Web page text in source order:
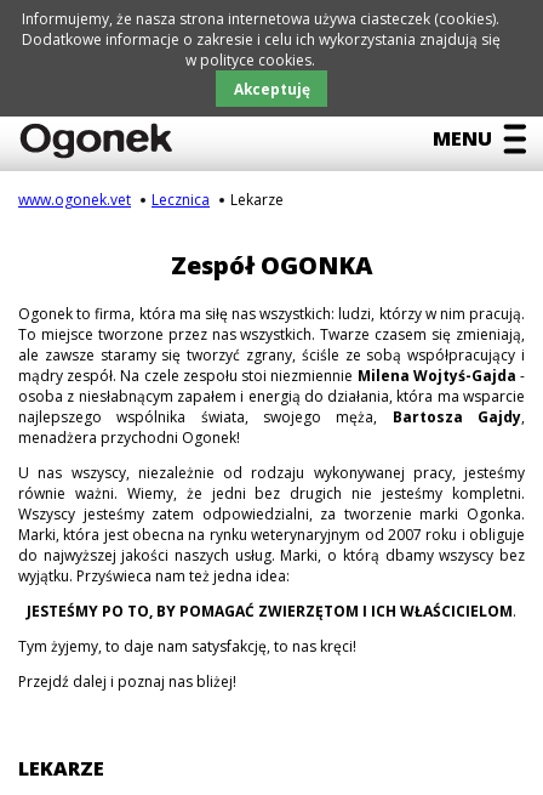
NIEZBĘDNIK
MENU
www.ogonek.vet Lecznica Lekarze
Zespół OGONKA
Ogonek to firma, która ma siłę nas wszystkich: ludzi, którzy w nim pracują.
To miejsce tworzone przez nas wszystkich. Twarze czasem się zmieniają,
ale zawsze staramy się tworzyć zgrany, ściśle ze sobą współpracujący i
mądry zespół. Na czele zespołu stoi niezmiennie Milena Wojtyś-Gajda -
osoba z niesłabnącym zapałem i energią do działania, która ma wsparcie
najlepszego wspólnika świata, swojego męża, Bartosza Gajdy,
menadżera przychodni Ogonek!
U nas wszyscy, niezależnie od rodzaju wykonywanej pracy, jesteśmy
równie ważni. Wiemy, że jedni bez drugich nie jesteśmy kompletni.
Wszyscy jesteśmy zatem odpowiedzialni, za tworzenie marki Ogonka.
Marki, która jest obecna na rynku weterynaryjnym od 2007 roku i obliguje
do najwyższej jakości naszych usług. Marki, o którą dbamy wszyscy bez
wyjątku. Przyświeca nam też jedna idea:
JESTEŚMY PO TO, BY POMAGAĆ ZWIERZĘTOM I ICH WŁAŚCICIELOM.
Tym żyjemy, to daje nam satysfakcję, to nas kręci!
Przejdź dalej i poznaj nas bliżej!
LEKARZE
Pomiń
Zakres usług
Standardy
Grafik dyżurów
Prezentacja
Informujemy, że nasza strona internetowa używa ciasteczek (cookies).
Dodatkowe informacje o zakresie i celu ich wykorzystania znajdują się
w polityce cookies.
Akceptuję